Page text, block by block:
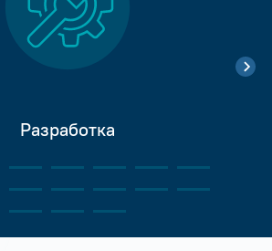
Разработка